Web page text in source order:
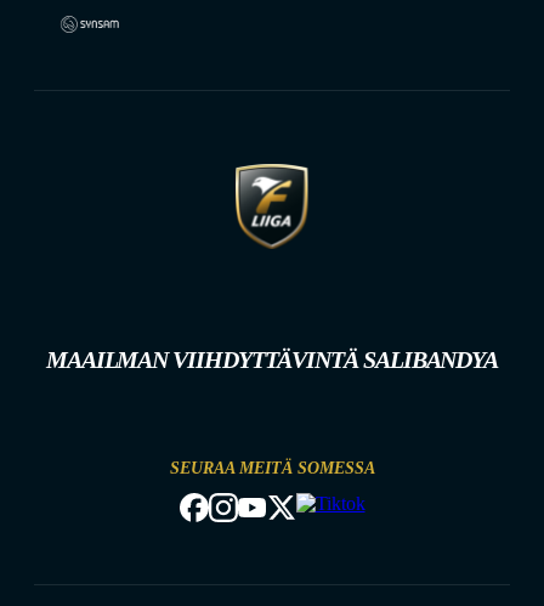
MAAILMAN VIIHDYTTÄVINTÄ SALIBANDYA
SEURAA MEITÄ SOMESSA